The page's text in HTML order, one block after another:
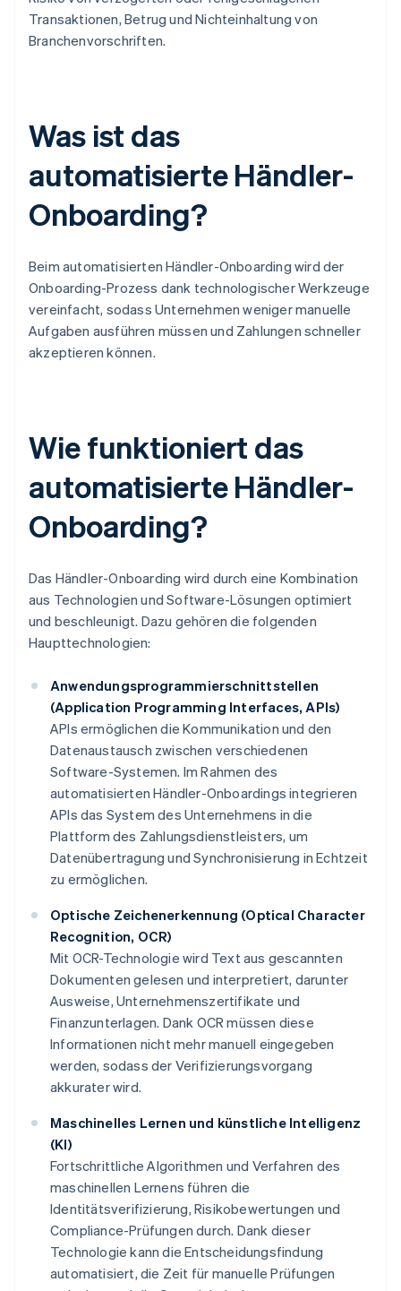
Transaktionen, Betrug und Nichteinhaltung von
Branchenvorschriften.
Was ist das
automatisierte Händler-
Onboarding?
Beim automatisierten Händler-Onboarding wird der
Onboarding-Prozess dank technologischer Werkzeuge
vereinfacht, sodass Unternehmen weniger manuelle
Aufgaben ausführen müssen und Zahlungen schneller
akzeptieren können.
Wie funktioniert das
automatisierte Händler-
Onboarding?
Das Händler-Onboarding wird durch eine Kombination
aus Technologien und Software-Lösungen optimiert
und beschleunigt. Dazu gehören die folgenden
Haupttechnologien:
Anwendungsprogrammierschnittstellen
(Application Programming Interfaces, APIs)
APIs ermöglichen die Kommunikation und den
Datenaustausch zwischen verschiedenen
Software-Systemen. Im Rahmen des
automatisierten Händler-Onboardings integrieren
APIs das System des Unternehmens in die
Plattform des Zahlungsdienstleisters, um
Datenübertragung und Synchronisierung in Echtzeit
zu ermöglichen.
Optische Zeichenerkennung (Optical Character
Recognition, OCR)
Mit OCR-Technologie wird Text aus gescannten
Dokumenten gelesen und interpretiert, darunter
Ausweise, Unternehmenszertifikate und
Finanzunterlagen. Dank OCR müssen diese
Informationen nicht mehr manuell eingegeben
werden, sodass der Verifizierungsvorgang
akkurater wird.
Maschinelles Lernen und künstliche Intelligenz
(KI)
Fortschrittliche Algorithmen und Verfahren des
maschinellen Lernens führen die
Identitätsverifizierung, Risikobewertungen und
Compliance-Prüfungen durch. Dank dieser
Technologie kann die Entscheidungsfindung
automatisiert, die Zeit für manuelle Prüfungen